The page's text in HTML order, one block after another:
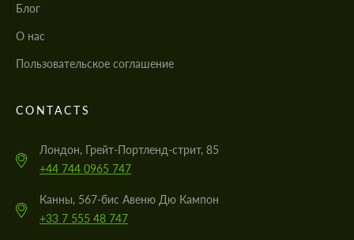
Блог
О нас
Пользовательское соглашение
CONTACTS
Лондон, Грейт-Портленд-стрит, 85
+44 744 0965 747
Канны, 567-бис Авеню Дю Кампон
+33 7 555 48 747